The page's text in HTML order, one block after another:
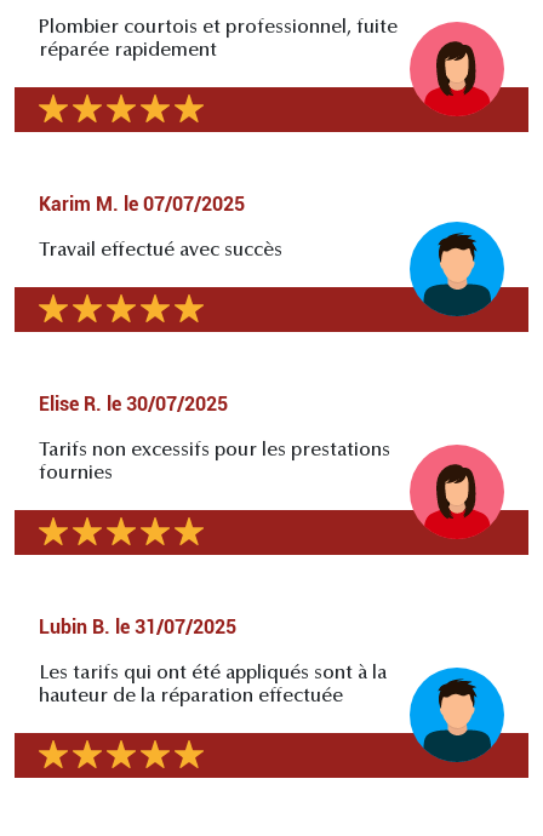
Plombier courtois et professionnel, fuite
réparée rapidement
Karim M. le 07/07/2025
Travail effectué avec succès
Elise R. le 30/07/2025
Tarifs non excessifs pour les prestations
fournies
Lubin B. le 31/07/2025
Les tarifs qui ont été appliqués sont à la
hauteur de la réparation effectuée